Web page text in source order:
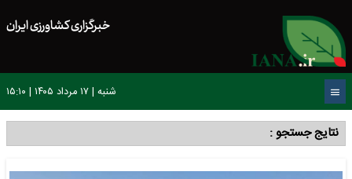
خبرگزاری کشاورزی ایران
شنبه | ۱۷ مرداد ۱۴۰۵ | ۱۵:۱۰
نتایج جستجو :